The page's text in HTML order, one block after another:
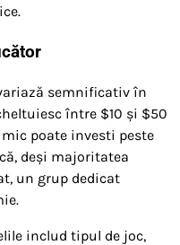
semnificativ în
între $10 și $50
poate investi peste
deși majoritatea
un grup dedicat
includ tipul de joc,